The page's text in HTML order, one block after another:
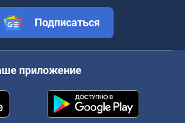
Подписаться
приложение